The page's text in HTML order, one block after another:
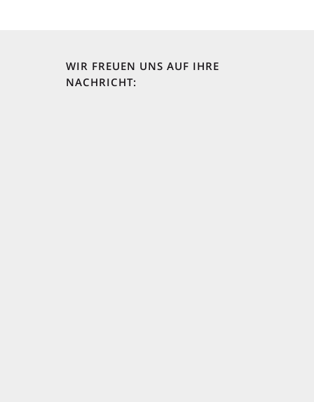
WIR FREUEN UNS AUF IHRE
NACHRICHT: